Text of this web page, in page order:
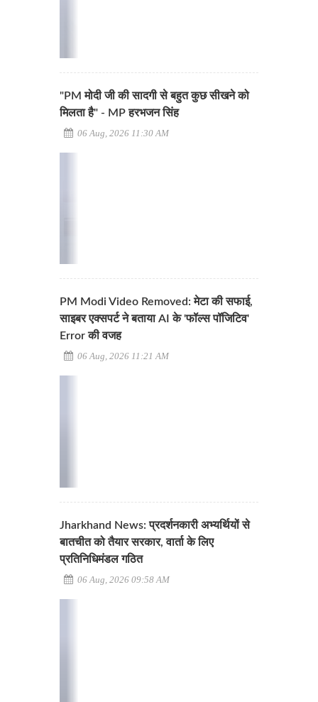
"PM मोदी जी की सादगी से बहुत कुछ सीखने को
मिलता है" - MP हरभजन सिंह
06 Aug, 2026 11:30 AM
PM Modi Video Removed: मेटा की सफाई,
साइबर एक्सपर्ट ने बताया AI के 'फॉल्स पॉजिटिव'
Error की वजह
06 Aug, 2026 11:21 AM
Jharkhand News: प्रदर्शनकारी अभ्यर्थियों से
बातचीत को तैयार सरकार, वार्ता के लिए
प्रतिनिधिमंडल गठित
06 Aug, 2026 09:58 AM